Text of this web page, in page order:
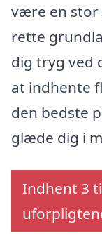
være en stor
rette
dig tryg ved
at indhente
den bedste
glæde dig i
Indhent 3